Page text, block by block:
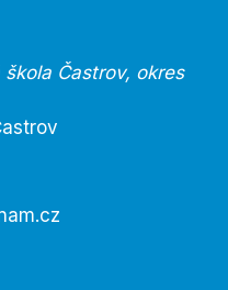
Častrov, okres